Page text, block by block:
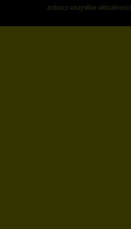
zobacz wszystkie aktualności